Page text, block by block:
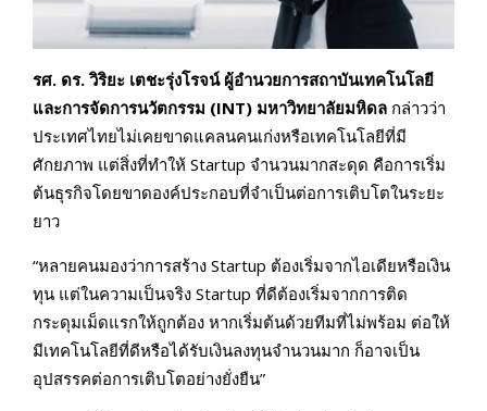
รศ. ดร. วิริยะ เตชะรุ่งโรจน์ ผู้อำนวยการสถาบันเทคโนโลยี
และการจัดการนวัตกรรม (INT) มหาวิทยาลัยมหิดล กล่าวว่า
ประเทศไทยไม่เคยขาดแคลนคนเก่งหรือเทคโนโลยีที่มี
ศักยภาพ แต่สิ่งที่ทำให้ Startup จำนวนมากสะดุด คือการเริ่ม
ต้นธุรกิจโดยขาดองค์ประกอบที่จำเป็นต่อการเติบโตในระยะ
ยาว
“หลายคนมองว่าการสร้าง Startup ต้องเริ่มจากไอเดียหรือเงิน
ทุน แต่ในความเป็นจริง Startup ที่ดีต้องเริ่มจากการติด
กระดุมเม็ดแรกให้ถูกต้อง หากเริ่มต้นด้วยทีมที่ไม่พร้อม ต่อให้
มีเทคโนโลยีที่ดีหรือได้รับเงินลงทุนจำนวนมาก ก็อาจเป็น
อุปสรรคต่อการเติบโตอย่างยั่งยืน”